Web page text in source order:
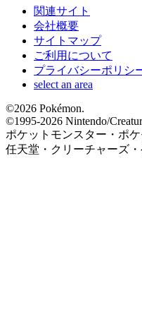
関連サイト
会社概要
サイトマップ
ご利用について
プライバシーポリシ
select an area
©2026 Pokémon.
©1995-2026 Nintendo/
ポケットモンスター・ポケ
任天堂・クリーチャーズ